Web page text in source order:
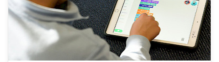
Información para keyboard_arrow_down
Futuros estudiantes
Go to english site launch